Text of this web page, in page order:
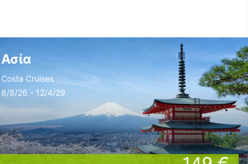
Ασία
Costa Cruises
8/8/26 - 12/4/29